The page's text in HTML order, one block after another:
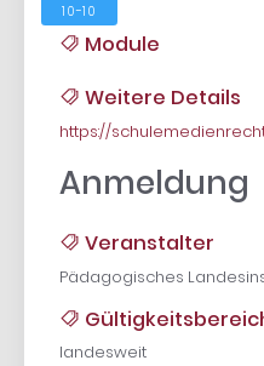
10-10
Module
Weitere Details
https://
Anmeldung
Veranstalter
Pädagogisches
landesweit